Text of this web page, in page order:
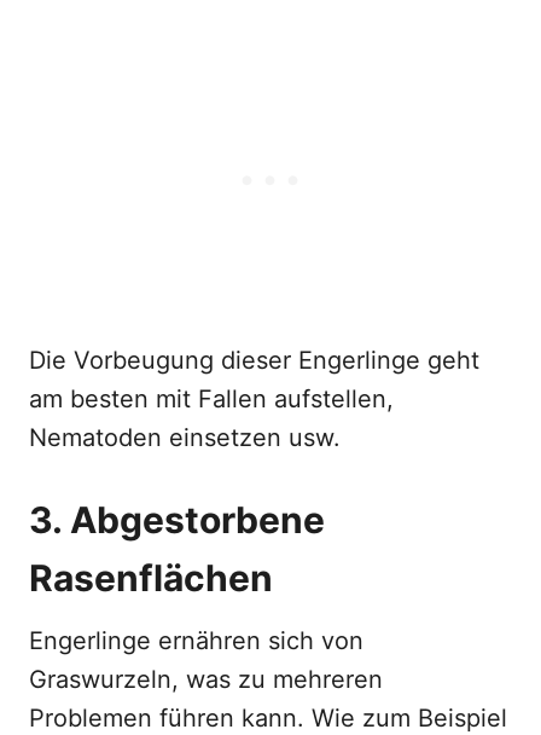
Die Vorbeugung dieser Engerlinge geht
am besten mit Fallen aufstellen,
Nematoden einsetzen usw.
3. Abgestorbene
Rasenflächen
Engerlinge ernähren sich von
Graswurzeln, was zu mehreren
Problemen führen kann. Wie zum Beispiel